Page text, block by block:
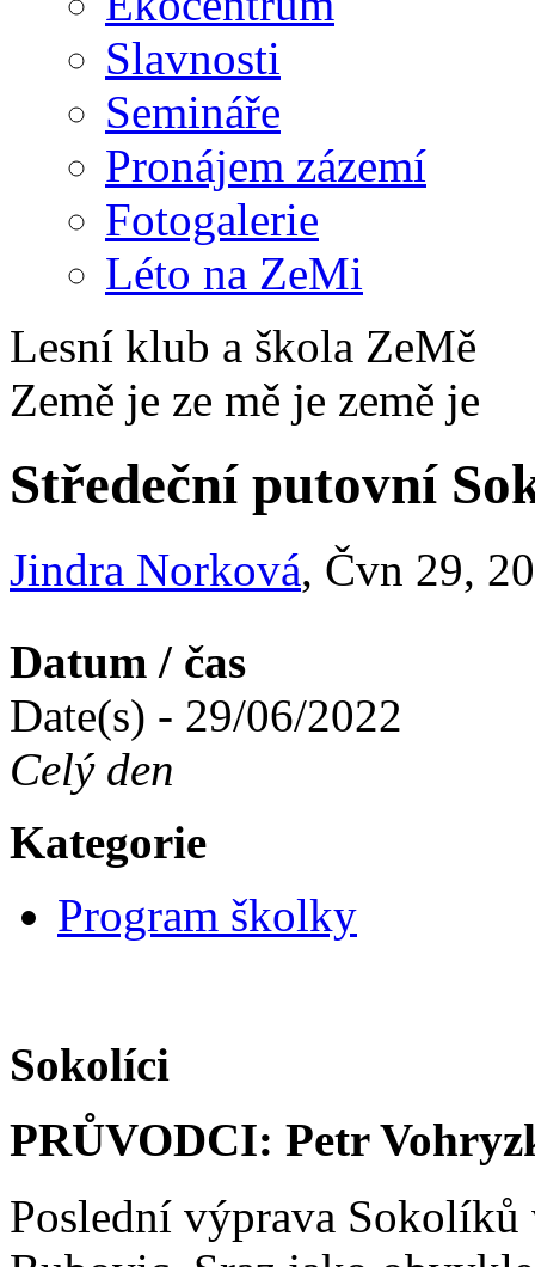
Slavnosti
Semináře
Pronájem zázemí
Fotogalerie
Léto na ZeMi
Lesní klub a škola ZeMě
Země je ze mě je země je
Středeční putovní
Jindra Norková, Čvn 29,
Datum / čas
Date(s) - 29/06/2022
Celý den
Kategorie
Program školky
Sokolíci
PRŮVODCI: Petr
Poslední výprava